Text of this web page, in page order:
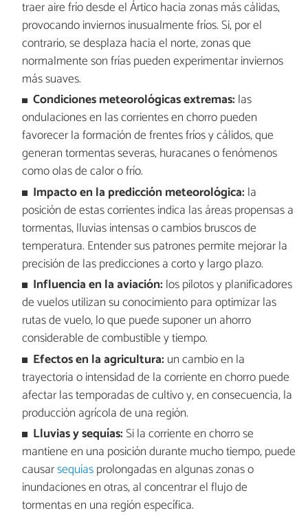
traer aire frío desde el Ártico hacia zonas más cálidas,
provocando inviernos inusualmente fríos. Si, por el
contrario, se desplaza hacia el norte, zonas que
normalmente son frías pueden experimentar inviernos
más suaves.
Condiciones meteorológicas extremas: las
ondulaciones en las corrientes en chorro pueden
favorecer la formación de frentes fríos y cálidos, que
generan tormentas severas, huracanes o fenómenos
como olas de calor o frío.
Impacto en la predicción meteorológica: la
posición de estas corrientes indica las áreas propensas a
tormentas, lluvias intensas o cambios bruscos de
temperatura. Entender sus patrones permite mejorar la
precisión de las predicciones a corto y largo plazo.
Influencia en la aviación: los pilotos y planificadores
de vuelos utilizan su conocimiento para optimizar las
rutas de vuelo, lo que puede suponer un ahorro
considerable de combustible y tiempo.
Efectos en la agricultura: un cambio en la
trayectoria o intensidad de la corriente en chorro puede
afectar las temporadas de cultivo y, en consecuencia, la
producción agrícola de una región.
Lluvias y sequías:Si la corriente en chorro se
mantiene en una posición durante mucho tiempo, puede
causarsequíasprolongadas en algunas zonas o
inundaciones en otras, al concentrar el flujo de
tormentas en una región específica.